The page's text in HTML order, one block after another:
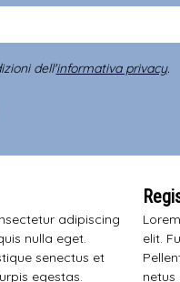
dell'informativa privacy.
adipiscing
nulla eget.
senectus et
egestas.
elit.